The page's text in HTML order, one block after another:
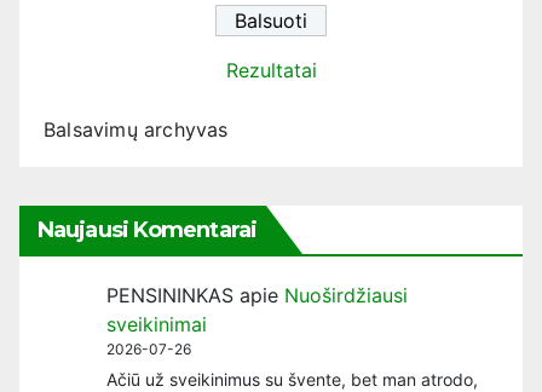
Rezultatai
Balsavimų archyvas
Naujausi Komentarai
PENSININKAS apie Nuoširdžiausi
sveikinimai
2026-07-26
Ačiū už sveikinimus su švente, bet man atrodo,